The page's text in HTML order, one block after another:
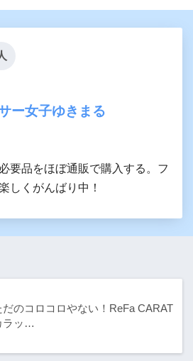
ー女子ゆきまる
要品をほぼ通販で購入する。フ
しくがんばり中！
だのコロコロやない！ReFa CARAT
ラッ…